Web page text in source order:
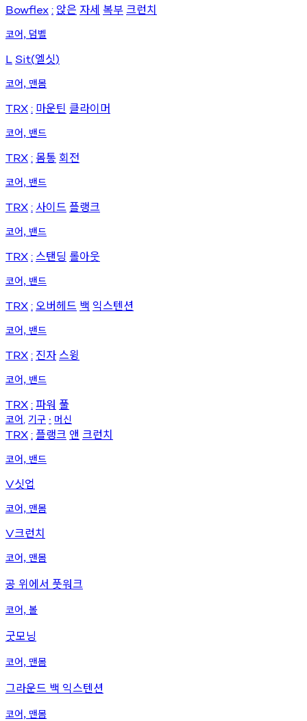
Bowflex : 앉은 자세 복부 크런치
코어, 덤벨
L Sit(엘싯)
코어, 맨몸
TRX : 마운틴 클라이머
코어, 밴드
TRX : 몸통 회전
코어, 밴드
TRX : 사이드 플랭크
코어, 밴드
TRX : 스탠딩 롤아웃
코어, 밴드
TRX : 오버헤드 백 익스텐션
코어, 밴드
TRX : 진자스윙
코어, 밴드
TRX : 파워 풀
코어, 기구 ∙ 머신
TRX : 플랭크 앤 크런치
코어, 밴드
V싯업
코어, 맨몸
V크런치
코어, 맨몸
공 위에서 풋워크
코어, 볼
굿모닝
코어, 맨몸
그라운드 백 익스텐션
코어, 맨몸